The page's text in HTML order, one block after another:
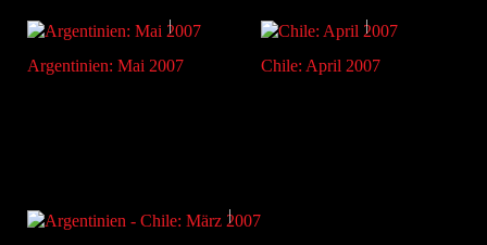
Argentinien: Mai 2007 Chile: April 2007